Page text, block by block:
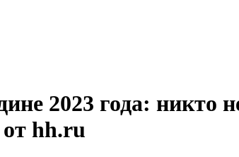
2023 года: никто
hh.ru